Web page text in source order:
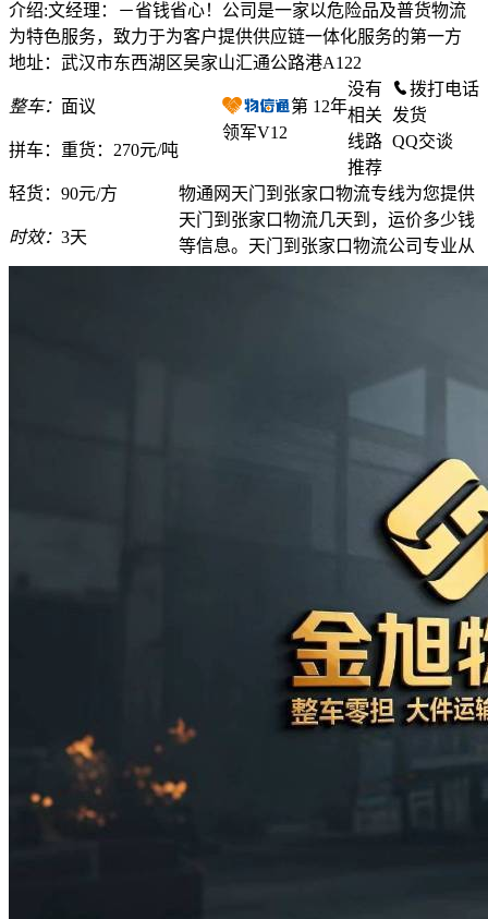
介绍:文经理：－省钱省心！公司是一家以危险品及普货物流
为特色服务，致力于为客户提供供应链一体化服务的第一方
地址：武汉市东西湖区吴家山汇通公路港A122
整车： 面议
拼车： 重货：270元/吨
轻货： 90元/方
时效： 3天
第 12年
领军V12
拨打电话
发货
QQ交谈
没有
相关
线路
推荐
物通网天门到张家口物流专线为您提供
天门到张家口物流几天到，运价多少钱
等信息。天门到张家口物流公司专业从